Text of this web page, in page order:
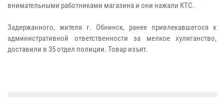
внимательными работниками магазина и они нажали КТС.
Задержанного, жителя г. Обнинск, ранее привлекавшегося к
административной ответственности за мелкое хулиганство,
доставили в 35 отдел полиции. Товар изъят.